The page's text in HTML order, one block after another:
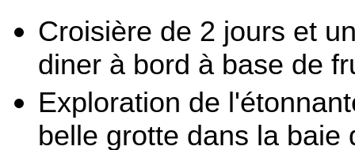
Croisière de 2 jours et
diner à bord à base de
Exploration de
belle grotte dans la